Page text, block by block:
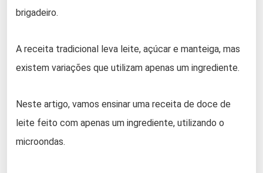
brigadeiro.
A receita tradicional leva leite, açúcar e manteiga, mas
existem variações que utilizam apenas um ingrediente.
Neste artigo, vamos ensinar uma receita de doce de
leite feito com apenas um ingrediente, utilizando o
microondas.